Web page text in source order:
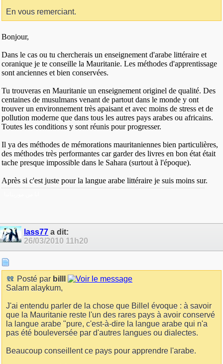
En vous remerciant.
Bonjour,
Dans le cas ou tu chercherais un enseignement d'arabe littéraire et
coranique je te conseille la Mauritanie. Les méthodes d'apprentissage
sont anciennes et bien conservées.
Tu trouveras en Mauritanie un enseignement originel de qualité. Des
centaines de musulmans venant de partout dans le monde y ont
trouver un environnement très apaisant et avec moins de stress et de
pollution moderne que dans tous les autres pays arabes ou africains.
Toutes les conditions y sont réunis pour progresser.
Il ya des méthodes de mémorations mauritaniennes bien particulières,
des méthodes très performantes car garder des livres en bon état était
tache presque impossible dans le Sahara (surtout à l'époque).
Après si c'est juste pour la langue arabe littéraire je suis moins sur.
lass77 a dit:
26/03/2010 11h20
Posté par billl
Salam alaykum,
J'ai entendu parler de la chose que Billel évoque : à savoir
que la Mauritanie reste l'un des rares pays à avoir conservé
la langue arabe "pure, c'est-à-dire la langue arabe qui n'a
pas été bouleversée par d'autres langues ou dialectes.
Beaucoup conseillent ce pays pour apprendre l'arabe.